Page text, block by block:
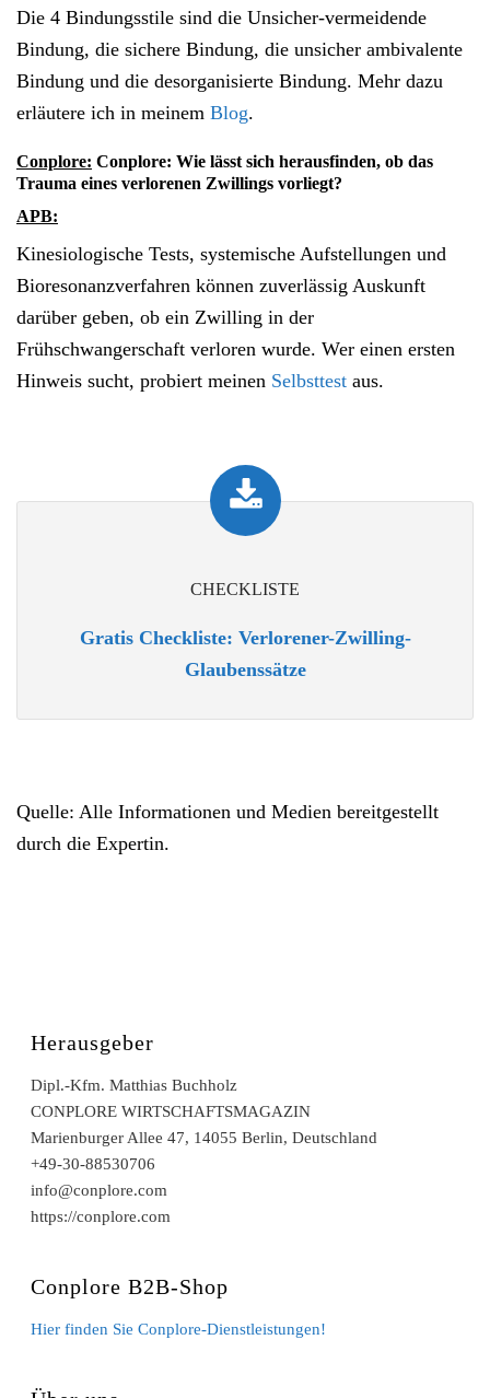
Die 4 Bindungsstile sind die Unsicher-vermeidende
Bindung, die sichere Bindung, die unsicher ambivalente
Bindung und die desorganisierte Bindung. Mehr dazu
erläutere ich in meinem Blog.
Conplore: Conplore: Wie lässt sich herausfinden, ob das
Trauma eines verlorenen Zwillings vorliegt?
APB:
Kinesiologische Tests, systemische Aufstellungen und
Bioresonanzverfahren können zuverlässig Auskunft
darüber geben, ob ein Zwilling in der
Frühschwangerschaft verloren wurde. Wer einen ersten
Hinweis sucht, probiert meinen Selbsttest aus.
CHECKLISTE
Gratis Checkliste: Verlorener-Zwilling-
Glaubenssätze
Quelle: Alle Informationen und Medien bereitgestellt
durch die Expertin.
Herausgeber
Dipl.-Kfm. Matthias Buchholz
CONPLORE WIRTSCHAFTSMAGAZIN
Marienburger Allee 47, 14055 Berlin, Deutschland
+49-30-88530706
info@conplore.com
https://conplore.com
Conplore B2B-Shop
Hier finden Sie Conplore-Dienstleistungen!